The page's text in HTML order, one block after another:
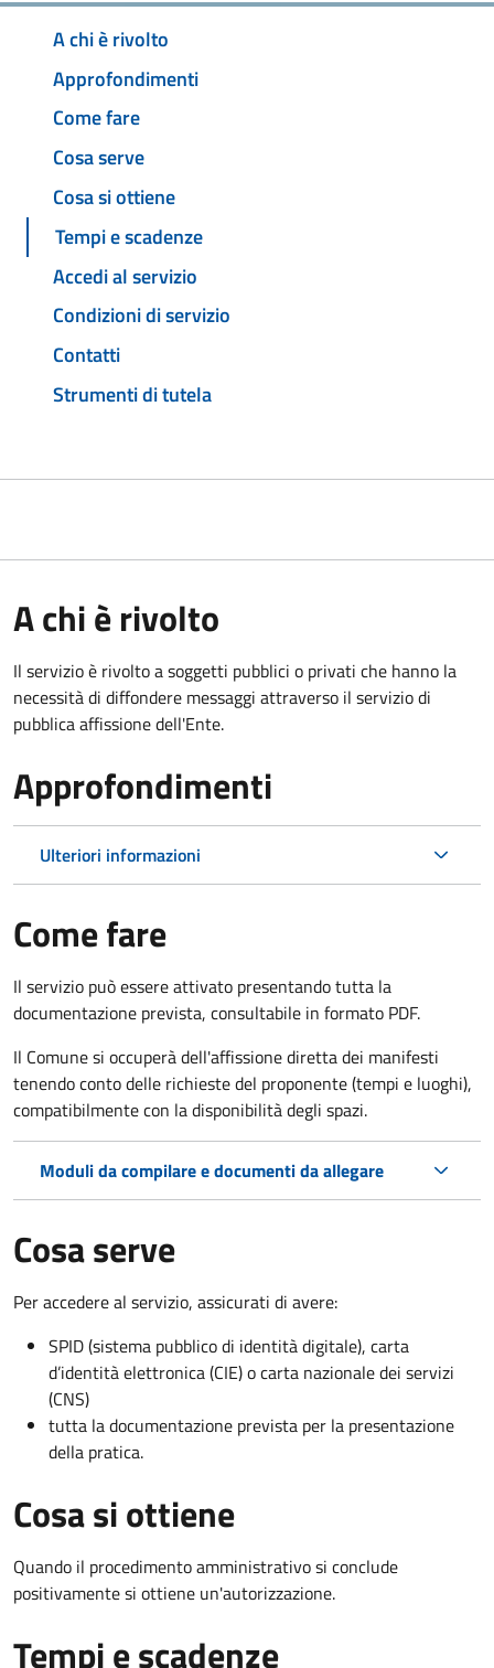
A chi è rivolto
Approfondimenti
Come fare
Cosa serve
Cosa si ottiene
Tempi e scadenze
Accedi al servizio
Condizioni di servizio
Contatti
Strumenti di tutela
A chi è rivolto
Il servizio è rivolto a soggetti pubblici o privati che hanno la
necessità di diffondere messaggi attraverso il servizio di
pubblica affissione dell'Ente.
Approfondimenti
Ulteriori informazioni
Come fare
Il servizio può essere attivato presentando tutta la
documentazione prevista, consultabile in formato PDF.
Il Comune si occuperà dell'affissione diretta dei manifesti
tenendo conto delle richieste del proponente (tempi e luoghi),
compatibilmente con la disponibilità degli spazi.
Moduli da compilare e documenti da allegare
Cosa serve
Per accedere al servizio, assicurati di avere:
SPID (sistema pubblico di identità digitale), carta
d’identità elettronica (CIE) o carta nazionale dei servizi
(CNS)
tutta la documentazione prevista per la presentazione
della pratica.
Cosa si ottiene
Quando il procedimento amministrativo si conclude
positivamente si ottiene un'autorizzazione.
Tempi e scadenze